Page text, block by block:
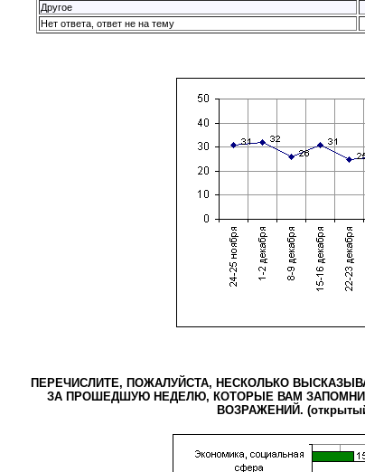
Другое
Нет ответа, ответ не на тему
ПЕРЕЧИСЛИТЕ, ПОЖАЛУЙСТА, НЕСКОЛЬКО
ЗА ПРОШЕДШУЮ НЕДЕЛЮ, КОТОРЫЕ ВАМ
ВОЗРАЖЕНИЙ.